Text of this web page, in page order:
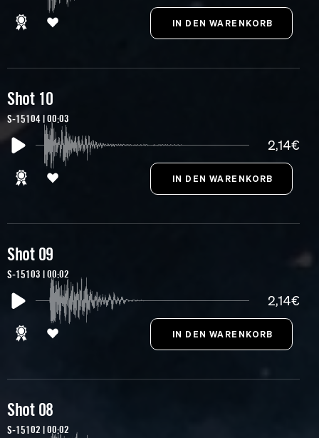
Shot 10
S-15104 | 00:03
2,14€
Shot 09
S-15103 | 00:02
2,14€
Shot 08
S-15102 | 00:02